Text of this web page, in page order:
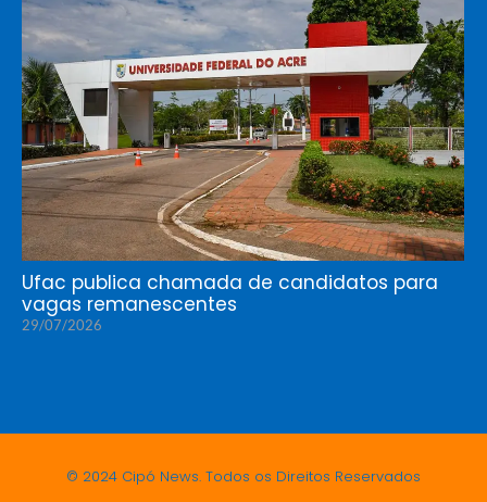
Ufac publica chamada de candidatos para
vagas remanescentes
29/07/2026
© 2024 Cipó News. Todos os Direitos Reservados